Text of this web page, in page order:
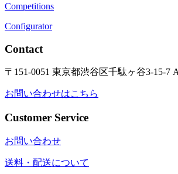
Competitions
Configurator
Contact
〒151-0051 東京都渋谷区千駄ヶ谷3-15-7
お問い合わせはこちら
Customer Service
お問い合わせ
送料・配送について